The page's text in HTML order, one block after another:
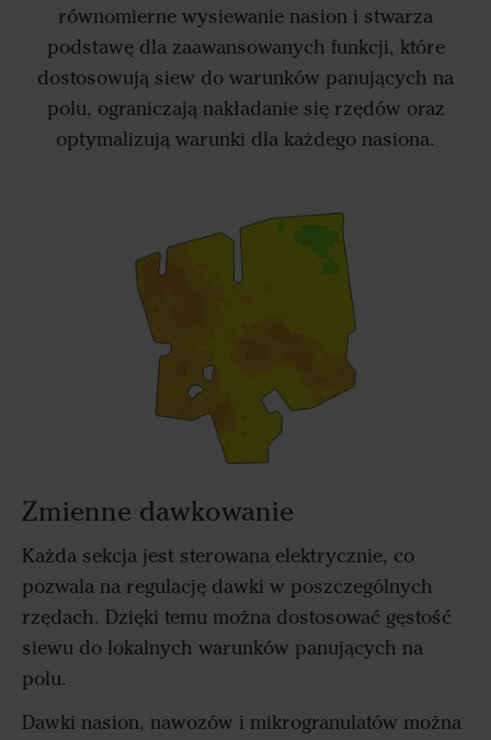
równomierne wysiewanie nasion i stwarza
podstawę dla zaawansowanych funkcji, które
dostosowują siew do warunków panujących na
polu, ograniczają nakładanie się rzędów oraz
optymalizują warunki dla każdego nasiona.
Zmienne dawkowanie
Każda sekcja jest sterowana elektrycznie, co
pozwala na regulację dawki w poszczególnych
rzędach. Dzięki temu można dostosować gęstość
siewu do lokalnych warunków panujących na
polu.
Dawki nasion, nawozów i mikrogranulatów można